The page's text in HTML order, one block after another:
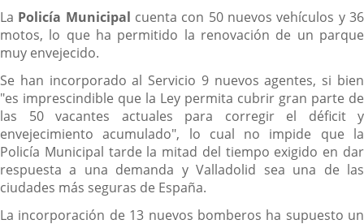
La Policía Municipal cuenta con 50 nuevos vehículos y 36
motos, lo que ha permitido la renovación de un parque
muy envejecido.
Se han incorporado al Servicio 9 nuevos agentes, si bien
"es imprescindible que la Ley permita cubrir gran parte de
las 50 vacantes actuales para corregir el déficit y
envejecimiento acumulado", lo cual no impide que la
Policía Municipal tarde la mitad del tiempo exigido en dar
respuesta a una demanda y Valladolid sea una de las
ciudades más seguras de España.
La incorporación de 13 nuevos bomberos ha supuesto un